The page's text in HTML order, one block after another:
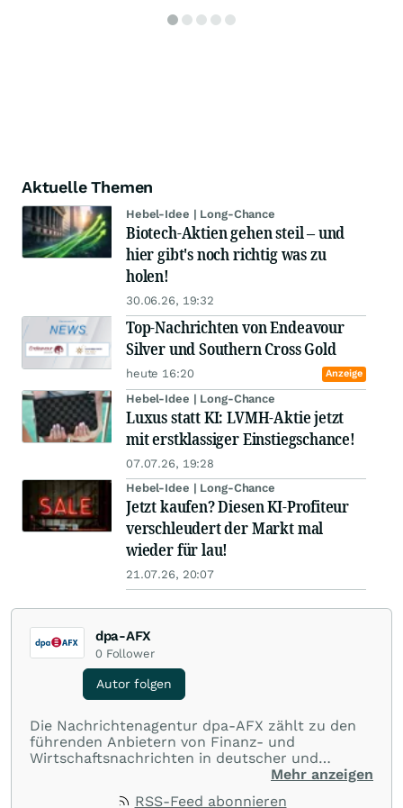
Aktuelle Themen
Hebel-Idee | Long-Chance
Biotech-Aktien gehen steil – und
hier gibt's noch richtig was zu
holen!
30.06.26, 19:32
Top-Nachrichten von Endeavour
Silver und Southern Cross Gold
heute 16:20 Anzeige
Hebel-Idee | Long-Chance
Luxus statt KI: LVMH-Aktie jetzt
mit erstklassiger Einstiegschance!
07.07.26, 19:28
Hebel-Idee | Long-Chance
Jetzt kaufen? Diesen KI-Profiteur
verschleudert der Markt mal
wieder für lau!
21.07.26, 20:07
dpa-AFX
0 Follower
Autor folgen
Die Nachrichtenagentur dpa-AFX zählt zu den
führenden Anbietern von Finanz- und
Wirtschaftsnachrichten in deutscher und
englischer Sprache. Gestützt auf einMehr anzeigen
RSS-Feed abonnieren